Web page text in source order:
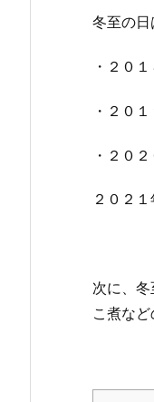
冬至の日
・２０
・２０
・２０
２０２
次に、
こ煮など